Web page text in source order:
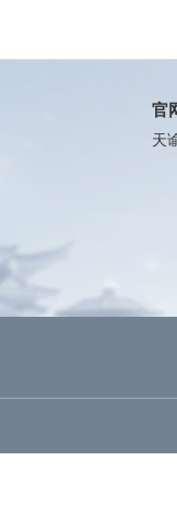
官
天